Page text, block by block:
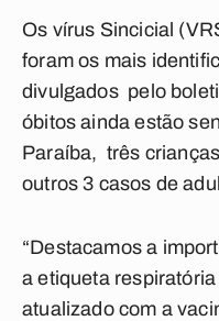
Os vírus Sincicial
foram os mais
divulgados pelo
óbitos ainda estão
Paraíba, três
outros 3 casos de
“Destacamos a
a etiqueta
atualizado com a